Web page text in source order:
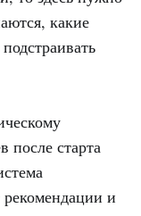
какие
после старта
и